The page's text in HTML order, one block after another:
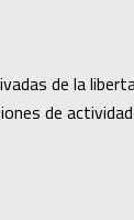
de la
de